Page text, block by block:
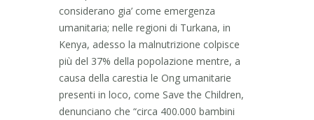
considerano gia’ come emergenza
umanitaria; nelle regioni di Turkana, in
Kenya, adesso la malnutrizione colpisce
più del 37% della popolazione mentre, a
causa della carestia le Ong umanitarie
presenti in loco, come Save the Children,
denunciano che “circa 400.000 bambini